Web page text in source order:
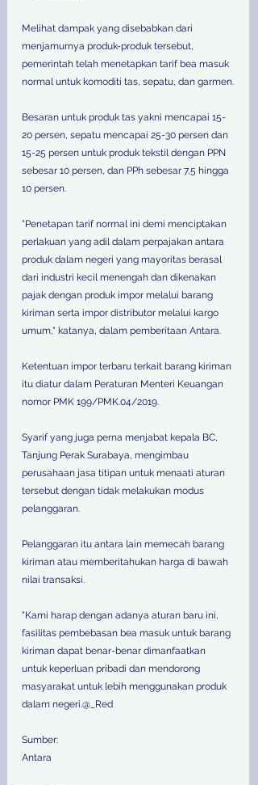
Melihat dampak yang disebabkan dari
menjamurnya produk-produk tersebut,
pemerintah telah menetapkan tarif bea masuk
normal untuk komoditi tas, sepatu, dan garmen.
Besaran untuk produk tas yakni mencapai 15-
20 persen, sepatu mencapai 25-30 persen dan
15-25 persen untuk produk tekstil dengan PPN
sebesar 10 persen, dan PPh sebesar 7,5 hingga
10 persen.
"Penetapan tarif normal ini demi menciptakan
perlakuan yang adil dalam perpajakan antara
produk dalam negeri yang mayoritas berasal
dari industri kecil menengah dan dikenakan
pajak dengan produk impor melalui barang
kiriman serta impor distributor melalui kargo
umum," katanya, dalam pemberitaan Antara.
Ketentuan impor terbaru terkait barang kiriman
itu diatur dalam Peraturan Menteri Keuangan
nomor PMK 199/PMK.04/2019.
Syarif yang juga perna menjabat kepala BC,
Tanjung Perak Surabaya, mengimbau
perusahaan jasa titipan untuk menaati aturan
tersebut dengan tidak melakukan modus
pelanggaran.
Pelanggaran itu antara lain memecah barang
kiriman atau memberitahukan harga di bawah
nilai transaksi.
"Kami harap dengan adanya aturan baru ini,
fasilitas pembebasan bea masuk untuk barang
kiriman dapat benar-benar dimanfaatkan
untuk keperluan pribadi dan mendorong
masyarakat untuk lebih menggunakan produk
dalam negeri.@_Red
Sumber:
Antara